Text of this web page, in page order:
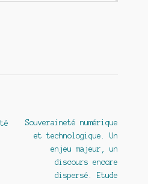
Article
suivant :
Souveraineté numérique
et technologique. Un
enjeu majeur, un
discours encore
dispersé. Etude